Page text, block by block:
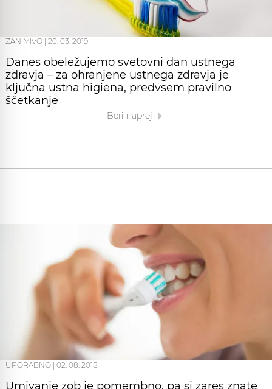
ZANIMIVO 20. 03. 2019
Danes obeležujemo svetovni dan ustnega
zdravja – za ohranjene ustnega zdravja je
ključna ustna higiena, predvsem pravilno
ščetkanje
Beri naprej
UPORABNO | 02. 08. 2018
Umivanje zob je pomembno, pa si zares znate